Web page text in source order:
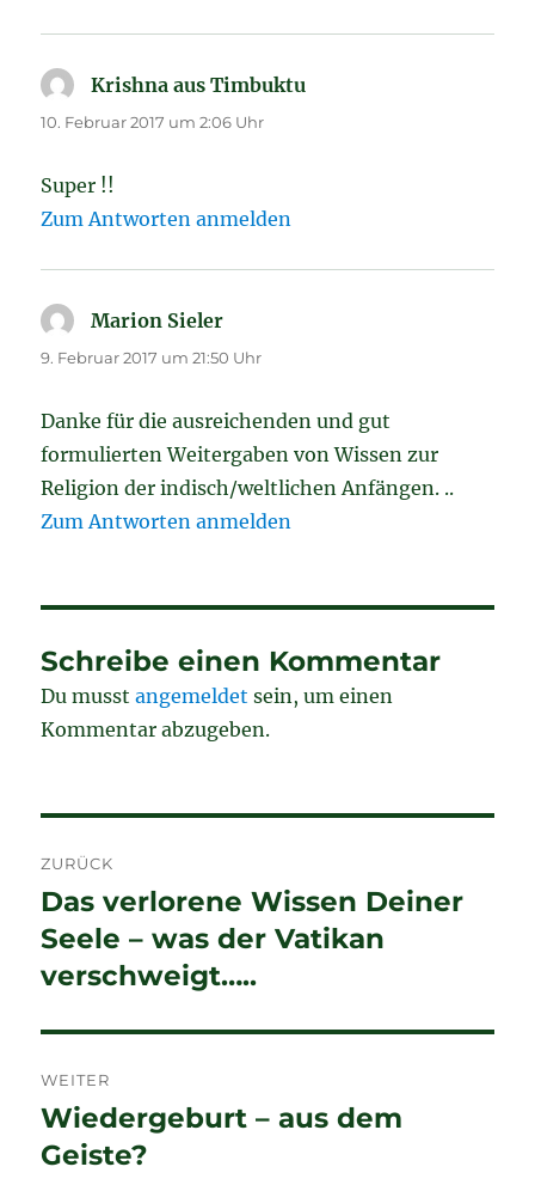
Krishna aus Timbuktu
10. Februar 2017 um 2:06 Uhr
Super !!
Zum Antworten anmelden
Marion Sieler
9. Februar 2017 um 21:50 Uhr
Danke für die ausreichenden und gut
formulierten Weitergaben von Wissen zur
Religion der indisch/weltlichen Anfängen. ..
Zum Antworten anmelden
Schreibe einen Kommentar
Du musstangemeldet sein, um einen
Kommentar abzugeben.
ZURÜCK
Vorheriger
Beitrag:
Das verlorene Wissen Deiner
Seele – was der Vatikan
verschweigt…..
WEITER
Nächster
Beitrag:
Wiedergeburt – aus dem
Geiste?